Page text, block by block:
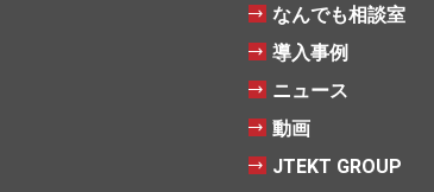
なんでも相談室
導入事例
ニュース
動画
JTEKT GROUP